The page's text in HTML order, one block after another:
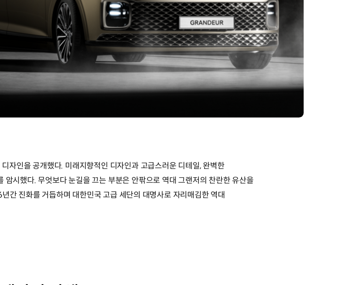
자인을 공개했다. 미래지향적인 디자인과 고급스러운 디테일, 완벽한
시했다. 무엇보다 눈길을 끄는 부분은 안팎으로 역대 그랜저의 찬란한 유산을
간 진화를 거듭하며 대한민국 고급 세단의 대명사로 자리매김한 역대